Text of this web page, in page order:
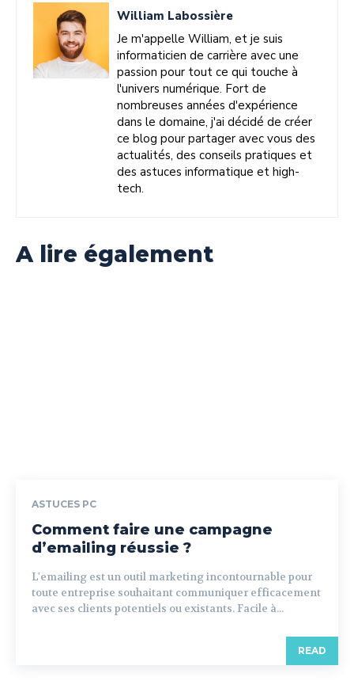
William Labossière
Je m'appelle William, et je suis
informaticien de carrière avec une
passion pour tout ce qui touche à
l'univers numérique. Fort de
nombreuses années d'expérience
dans le domaine, j'ai décidé de créer
ce blog pour partager avec vous des
actualités, des conseils pratiques et
des astuces informatique et high-
tech.
A lire également
ASTUCES PC
Comment faire une campagne
d’emailing réussie ?
L'emailing est un outil marketing incontournable pour
toute entreprise souhaitant communiquer efficacement
avec ses clients potentiels ou existants. Facile à...
READ